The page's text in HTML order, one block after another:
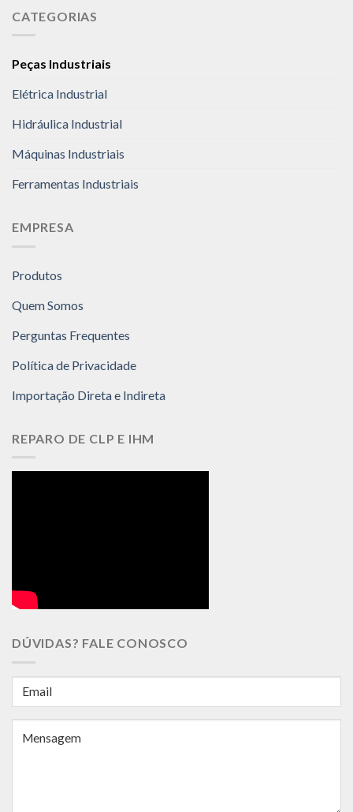
CATEGORIAS
Peças Industriais
Elétrica Industrial
Hidráulica Industrial
Máquinas Industriais
Ferramentas Industriais
EMPRESA
Produtos
Quem Somos
Perguntas Frequentes
Política de Privacidade
Importação Direta e Indireta
REPARO DE CLP E IHM
DÚVIDAS? FALE CONOSCO